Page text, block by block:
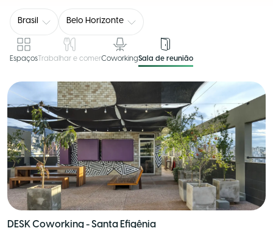
Brasil Belo Horizonte
EspaçosTrabalhar e comerCoworkingSala de reunião
DESK Coworking - Santa Efigênia